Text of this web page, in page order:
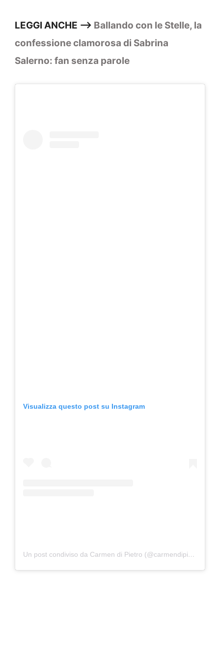
LEGGI ANCHE —> Ballando con le Stelle, la
confessione clamorosa di Sabrina
Salerno: fan senza parole
Visualizza questo post su Instagram
Un post condiviso da Carmen di Pietro (@carmendipietroofficial)